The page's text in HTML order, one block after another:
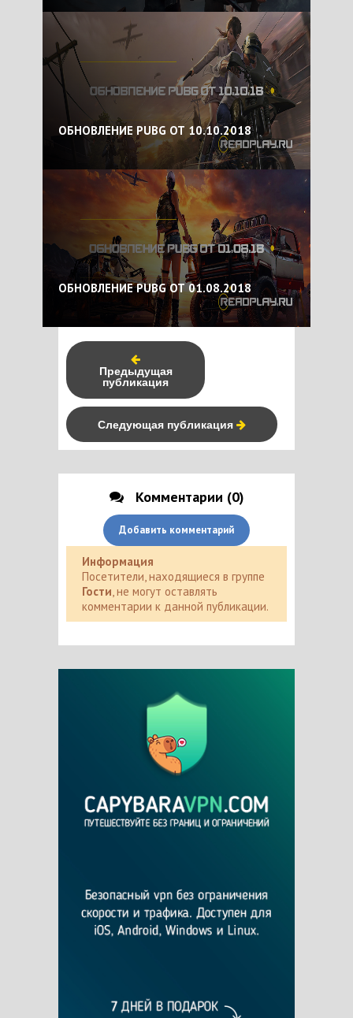
ОБНОВЛЕНИЕ PUBG ОТ 10.10.2018
ОБНОВЛЕНИЕ PUBG ОТ 01.08.2018
Предыдущая
публикация
Следующая публикация
Комментарии (0)
Добавить комментарий
Информация
Посетители, находящиеся в группе
Гости , не могут оставлять
комментарии к данной публикации.